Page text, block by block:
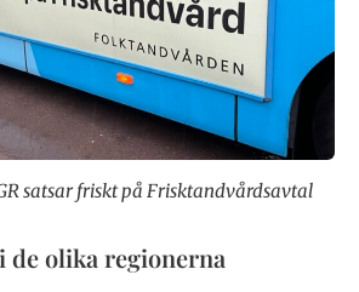
satsar friskt på Frisktandvårdsavtal
de olika regionerna